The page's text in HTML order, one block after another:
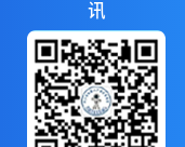
讯